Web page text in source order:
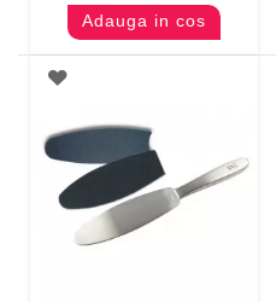
Adauga in cos